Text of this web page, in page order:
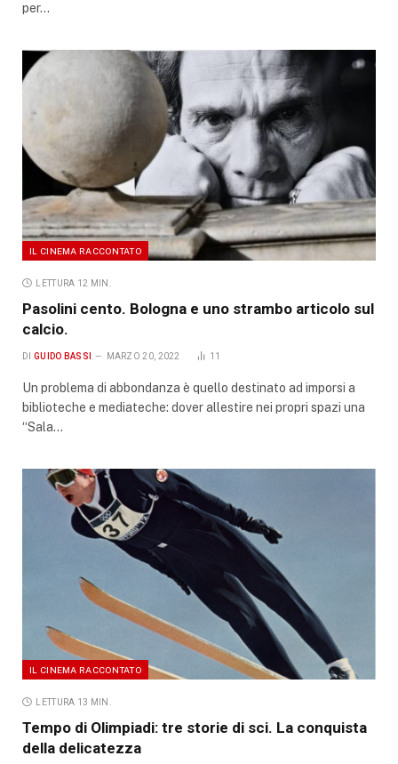
per…
IL CINEMA RACCONTATO
LETTURA 12 MIN.
Pasolini cento. Bologna e uno strambo articolo sul
calcio.
DI GUIDO BASSI MARZO 20, 2022 11
Un problema di abbondanza è quello destinato ad imporsi a
biblioteche e mediateche: dover allestire nei propri spazi una
“Sala…
IL CINEMA RACCONTATO
LETTURA 13 MIN.
Tempo di Olimpiadi: tre storie di sci. La conquista
della delicatezza